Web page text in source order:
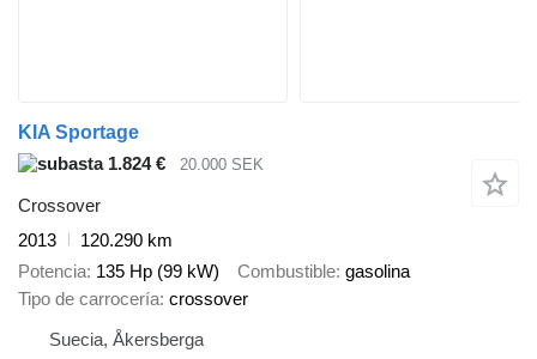
KIA Sportage
1.824 €
20.000 SEK
Crossover
2013
120.290 km
Potencia 135 Hp (99 kW) Combustible gasolina
Tipo de carrocería crossover
Suecia, Åkersberga